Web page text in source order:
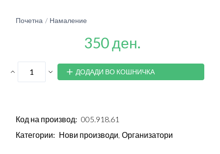
Почетна Намаление
350 ден.
ДОДАДИ ВО КОШНИЧКА
Код на производ: 005.918.61
Категории: Нови производи, Организатори